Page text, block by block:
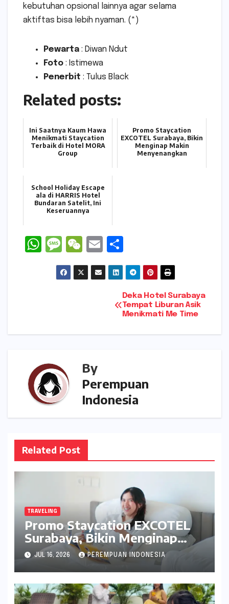
kebutuhan opsional lainnya agar selama
aktiftas bisa lebih nyaman. (*)
Pewarta : Diwan Ndut
Foto : Istimewa
Penerbit : Tulus Black
Related posts:
Ini Saatnya Kaum Hawa
Menikmati Staycation
Terbaik di Hotel MORA
Group
Promo Staycation
EXCOTEL Surabaya, Bikin
Menginap Makin
Menyenangkan
School Holiday Escape
ala di HARRIS Hotel
Bundaran Satelit, Ini
Keseruannya
W
M
s
W
C
E
ai ar
e
Deka Hotel Surabaya
Tempat Liburan Asik
Menikmati Me Time
By
Perempuan
Indonesia
Related Post
TRAVELING
Promo Staycation EXCOTEL
Surabaya, Bikin Menginap
Makin Menyenangkan
JUL 16, 2026 PEREMPUAN INDONESIA